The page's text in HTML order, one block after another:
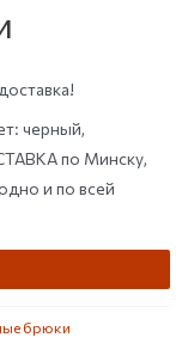
черный,
по Минску,
и по всей
брюки